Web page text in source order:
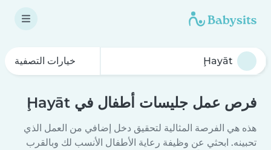
خيارات التصفية
فرص عمل جليسات أطفال في Ḩayāt
هذه هي الفرصة المثالية لتحقيق دخل إضافي من العمل الذي
تحبينه. ابحثي عن وظيفة رعاية الأطفال الأنسب لك وبالقرب